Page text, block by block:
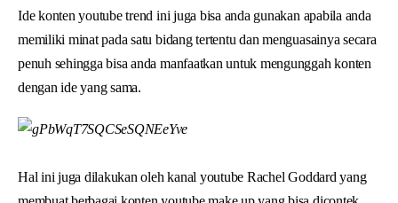
Ide konten youtube trend ini juga bisa anda gunakan apabila anda
memiliki minat pada satu bidang tertentu dan menguasainya secara
penuh sehingga bisa anda manfaatkan untuk mengunggah konten
dengan ide yang sama.
Hal ini juga dilakukan oleh kanal youtube Rachel Goddard yang